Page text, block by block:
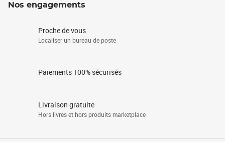
Nos engagements
Proche de vous
Localiser un bureau de poste
Paiements 100% sécurisés
Livraison gratuite
Hors livres et hors produits marketplace